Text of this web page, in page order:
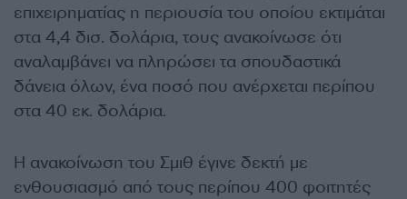
επιχειρηματίας η περιουσία του οποίου εκτιμάται
στα 4,4 δισ. δολάρια, τους ανακοίνωσε ότι
αναλαμβάνει να πληρώσει τα σπουδαστικά
δάνεια όλων, ένα ποσό που ανέρχεται περίπου
στα 40 εκ. δολάρια.
Η ανακοίνωση του Σμιθ έγινε δεκτή με
ενθουσιασμό από τους περίπου 400 φοιτητές